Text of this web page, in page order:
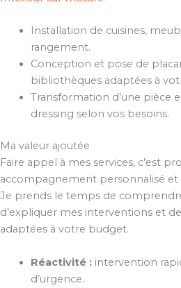
Installation de cuisines,
rangement.
Conception et pose de
bibliothèques adaptées à
Transformation d’une pièce
dressing selon vos besoins.
Ma valeur ajoutée
Faire appel à mes services, c’est
accompagnement personnalisé
Je prends le temps de
d’expliquer mes interventions et
adaptées à votre budget.
Réactivité :intervention
d’urgence.